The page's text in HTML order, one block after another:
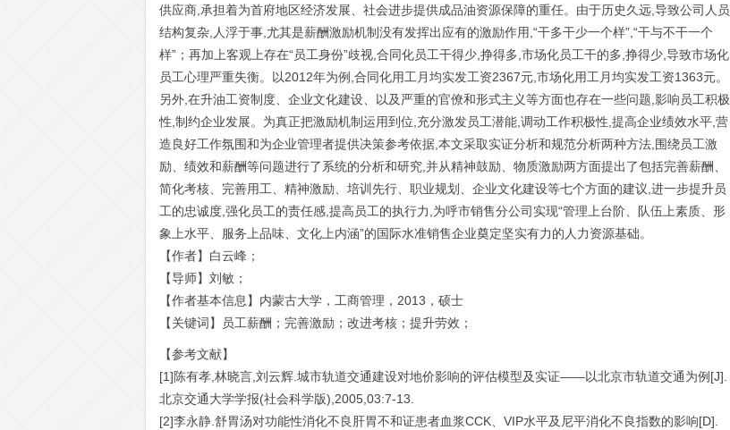
供应商,承担着为首府地区经济发展、社会进步提供成品油资源保障的重任。由于历史久远,导致公司人员
结构复杂,人浮于事,尤其是薪酬激励机制没有发挥出应有的激励作用,“干多干少一个样”,“干与不干一个
样”；再加上客观上存在“员工身份”歧视,合同化员工干得少,挣得多,市场化员工干的多,挣得少,导致市场化
员工心理严重失衡。以2012年为例,合同化用工月均实发工资2367元,市场化用工月均实发工资1363元。
另外,在升油工资制度、企业文化建设、以及严重的官僚和形式主义等方面也存在一些问题,影响员工积极
性,制约企业发展。为真正把激励机制运用到位,充分激发员工潜能,调动工作积极性,提高企业绩效水平,营
造良好工作氛围和为企业管理者提供决策参考依据,本文采取实证分析和规范分析两种方法,围绕员工激
励、绩效和薪酬等问题进行了系统的分析和研究,并从精神鼓励、物质激励两方面提出了包括完善薪酬、
简化考核、完善用工、精神激励、培训先行、职业规划、企业文化建设等七个方面的建议,进一步提升员
工的忠诚度,强化员工的责任感,提高员工的执行力,为呼市销售分公司实现“管理上台阶、队伍上素质、形
象上水平、服务上品味、文化上内涵”的国际水准销售企业奠定坚实有力的人力资源基础。
【作者】白云峰；
【导师】刘敏；
【作者基本信息】内蒙古大学，工商管理，2013，硕士
【关键词】员工薪酬；完善激励；改进考核；提升劳效；
【参考文献】
[1]陈有孝,林晓言,刘云辉.城市轨道交通建设对地价影响的评估模型及实证——以北京市轨道交通为例[J].
北京交通大学学报(社会科学版),2005,03:7-13.
[2]李永静.舒胃汤对功能性消化不良肝胃不和证患者血浆CCK、VIP水平及尼平消化不良指数的影响[D].